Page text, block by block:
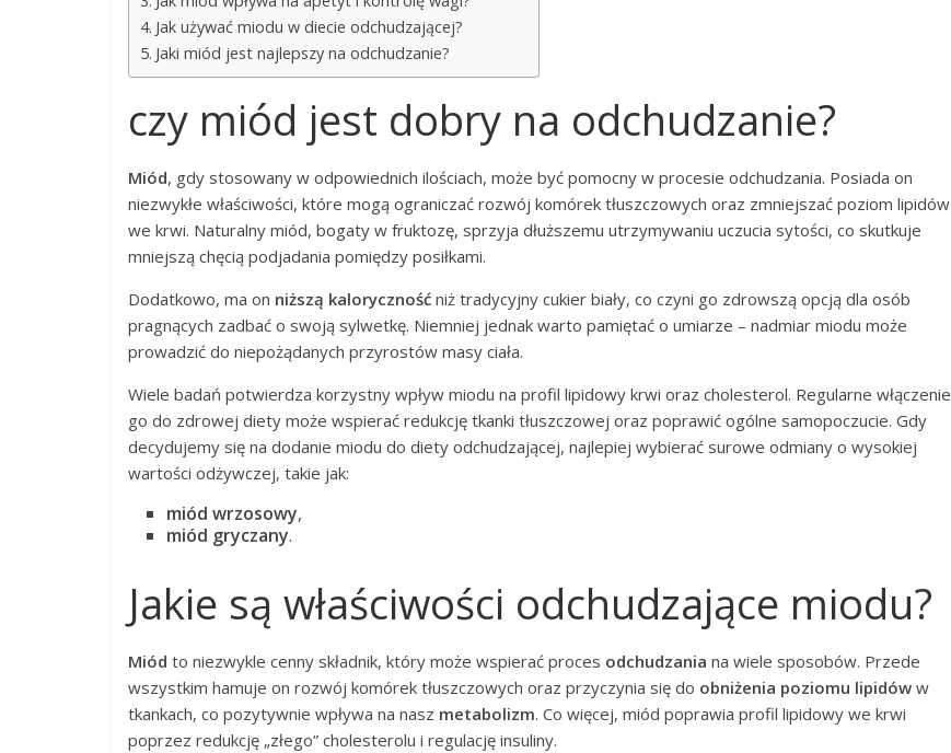
Jak używać miodu w diecie odchudzającej?
Jaki miód jest najlepszy na odchudzanie?
czy miód jest dobry na odchudzanie?
Miód, gdy stosowany w odpowiednich ilościach, może być pomocny w procesie odchudzania. Posiada on
niezwykłe właściwości, które mogą ograniczać rozwój komórek tłuszczowych oraz zmniejszać poziom lipidów
we krwi. Naturalny miód, bogaty w fruktozę, sprzyja dłuższemu utrzymywaniu uczucia sytości, co skutkuje
mniejszą chęcią podjadania pomiędzy posiłkami.
Dodatkowo, ma on niższą kaloryczność niż tradycyjny cukier biały, co czyni go zdrowszą opcją dla osób
pragnących zadbać o swoją sylwetkę. Niemniej jednak warto pamiętać o umiarze – nadmiar miodu może
prowadzić do niepożądanych przyrostów masy ciała.
Wiele badań potwierdza korzystny wpływ miodu na profil lipidowy krwi oraz cholesterol. Regularne włączenie
go do zdrowej diety może wspierać redukcję tkanki tłuszczowej oraz poprawić ogólne samopoczucie. Gdy
decydujemy się na dodanie miodu do diety odchudzającej, najlepiej wybierać surowe odmiany o wysokiej
wartości odżywczej, takie jak:
miód wrzosowy,
miód gryczany.
Jakie są właściwości odchudzające miodu?
Miód to niezwykle cenny składnik, który może wspierać proces odchudzania na wiele sposobów. Przede
wszystkim hamuje on rozwój komórek tłuszczowych oraz przyczynia się do obniżenia poziomu lipidów w
tkankach, co pozytywnie wpływa na nasz metabolizm. Co więcej, miód poprawia profil lipidowy we krwi
poprzez redukcję „złego” cholesterolu i regulację insuliny.